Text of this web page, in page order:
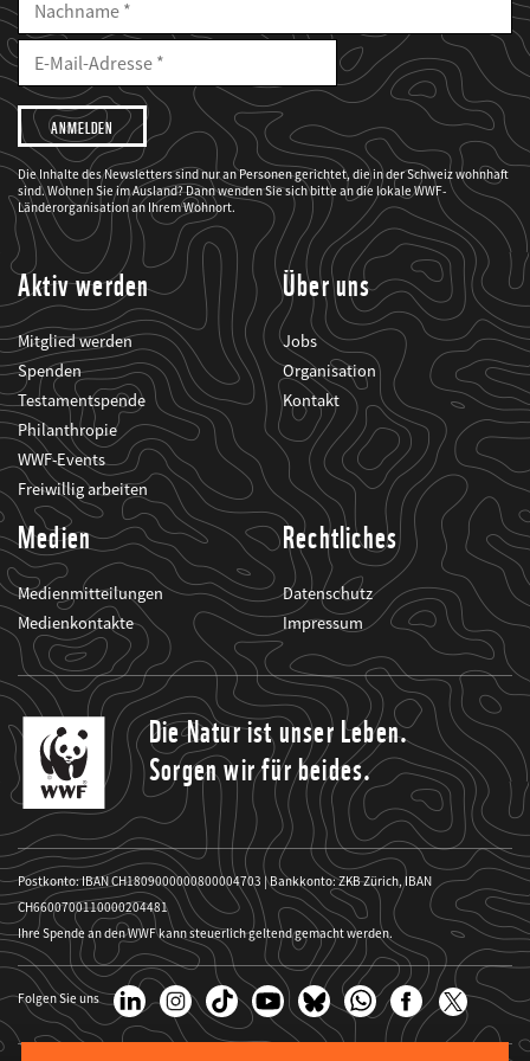
Nachname
E-
Mailadresse
E-
Adresse
Ich
möchte,
dass
der
WWF
mich
über
seine
Projekte
informiert.
Die Inhalte des Newsletters sind nur an Personen gerichtet, die in der Schweiz wohnhaft
sind. Wohnen Sie im Ausland? Dann wenden Sie sich bitte an die lokale WWF-
Länderorganisation an Ihrem Wohnort.
Aktiv werden
Mitglied werden
Spenden
Testamentspende
Philanthropie
WWF-Events
Freiwillig arbeiten
Über uns
Jobs
Organisation
Kontakt
Medien
Medienmitteilungen
Medienkontakte
Rechtliches
Datenschutz
Impressum
Die Natur ist unser Leben.
Sorgen wir für beides.
Postkonto: IBAN CH1809000000800004703 | Bankkonto: ZKB Zürich, IBAN
CH6600700110000204481
Ihre Spende an den WWF kann steuerlich geltend gemacht werden.
Folgen Sie uns